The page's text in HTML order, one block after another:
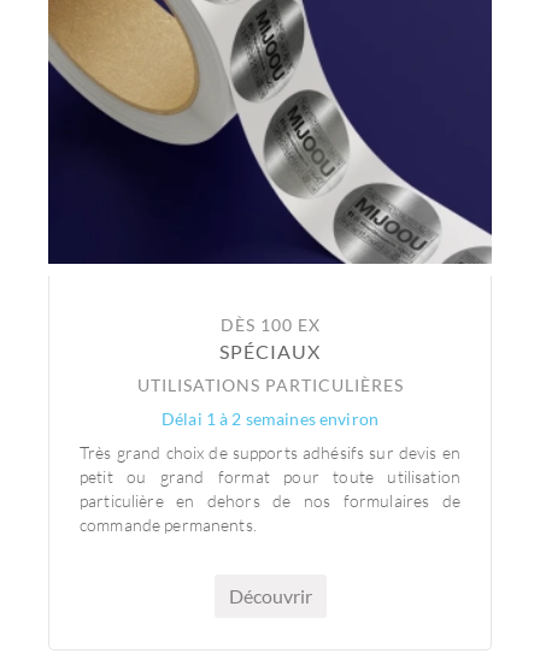
DÈS 100 EX
SPÉCIAUX
UTILISATIONS PARTICULIÈRES
Délai 1 à 2 semaines environ
Très grand choix de supports adhésifs sur devis en
petit ou grand format pour toute utilisation
particulière en dehors de nos formulaires de
commande permanents.
Découvrir